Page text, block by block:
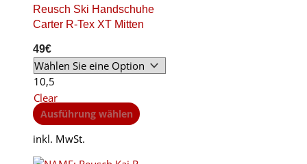
Reusch Ski Handschuhe
Carter R-Tex XT Mitten
49€
10,5
Clear
Ausführung wählen This
inkl. MwSt.